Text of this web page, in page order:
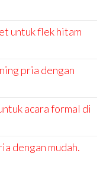
untuk flek hitam
pria dengan
acara formal di
dengan mudah.